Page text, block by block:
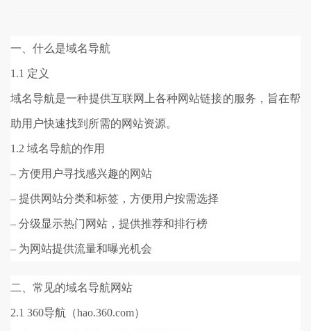
一、什么是域名导航
1.1 定义
域名导航是一种提供互联网上各种网站链接的服务，旨在帮
助用户快速找到所需的网站资源。
1.2 域名导航的作用
– 方便用户寻找感兴趣的网站
– 提供网站分类和标签，方便用户按需选择
– 分级显示热门网站，提供推荐和排行榜
– 为网站提供流量和曝光机会
二、常见的域名导航网站
2.1 360导航（hao.360.com）